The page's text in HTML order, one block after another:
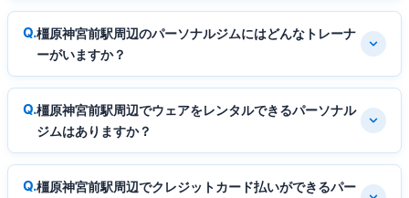
橿原神宮前駅周辺のパーソナルジムにはどんなトレーナ
ーがいますか？
橿原神宮前駅周辺でウェアをレンタルできるパーソナル
ジムはありますか？
橿原神宮前駅周辺でクレジットカード払いができるパー